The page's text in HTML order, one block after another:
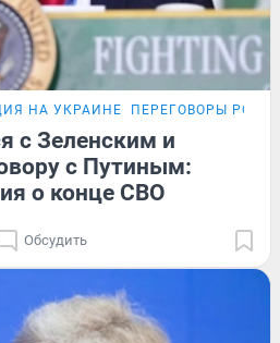
НА УКРАИНЕ ПЕРЕГОВОРЫ
с Зеленским и
с Путиным:
о конце СВО
Обсудить